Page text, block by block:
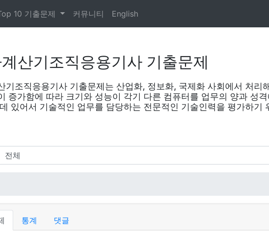
10 기출문제 커뮤니티 English
산기조직응용기사 기출문제
기조직응용기사 기출문제는 산업화, 정보화, 국제화 사회에서 처리
증가함에 따라 크기와 성능이 각기 다른 컴퓨터를 업무의 양과 성
있어서 기술적인 업무를 담당하는 전문적인 기술인력을 평가하기
통계 댓글